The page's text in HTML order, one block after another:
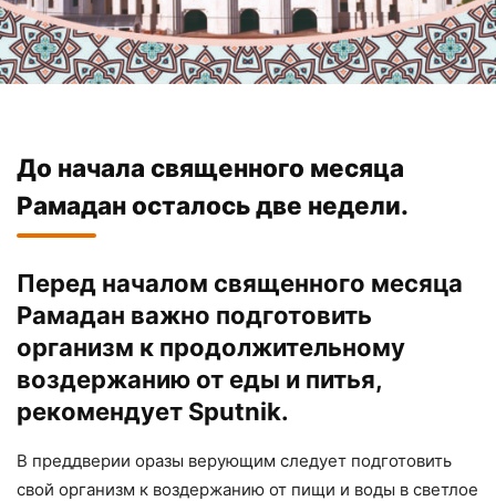
До начала священного месяца
Рамадан осталось две недели.
Перед началом священного месяца
Рамадан важно подготовить
организм к продолжительному
воздержанию от еды и питья,
рекомендует Sputnik.
В преддверии оразы верующим следует подготовить
свой организм к воздержанию от пищи и воды в светлое